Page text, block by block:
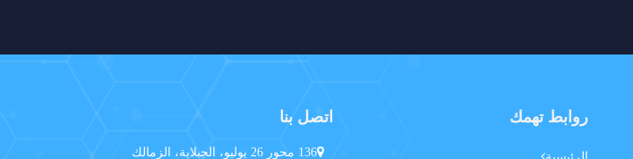
روابط تهمك
الرئيسية
اتصل بنا
136 محور 26 يوليو، الجبلاية، الزمالك